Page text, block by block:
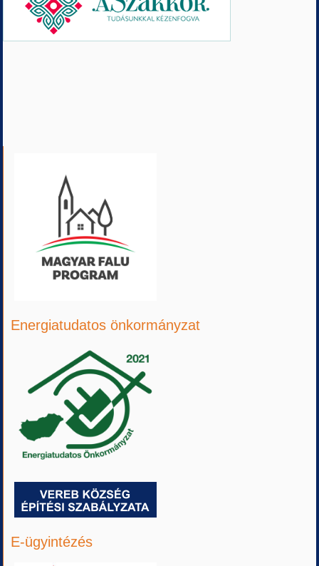
Energiatudatos önkormányzat
E-ügyintézés